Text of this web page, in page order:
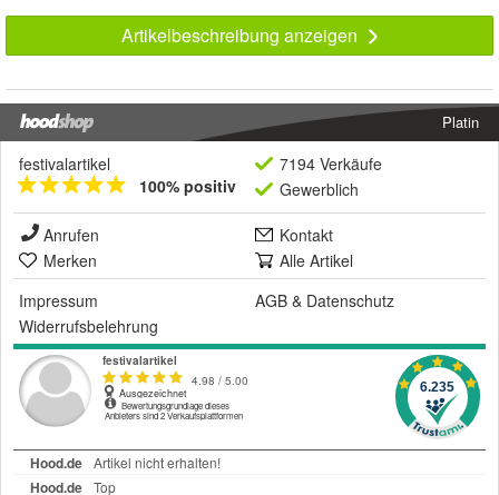
Artikelbeschreibung anzeigen
Platin
festivalartikel
100% positiv
7194 Verkäufe
Gewerblich
Anrufen
Kontakt
Merken
Alle Artikel
Impressum
AGB & Datenschutz
Widerrufsbelehrung